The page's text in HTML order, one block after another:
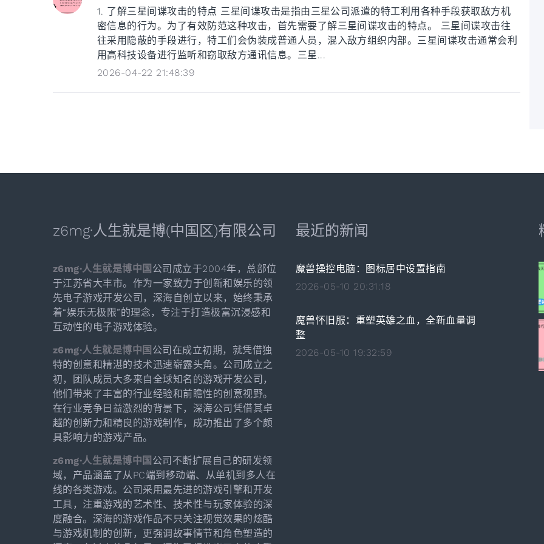
1. 了解三星间谍攻击的特点 三星间谍攻击是指由三星公司派遣的特工利用各种手段获取敌方机
密信息的行为。为了有效防范这种攻击，首先需要了解三星间谍攻击的特点。 三星间谍攻击往
往采用隐蔽的手段进行，特工们会伪装成普通人员，混入敌方组织内部。三星间谍攻击通常会利
用高科技设备进行监听和窃取敌方通讯信息。三星...
2026-04-22 21:48:39
z6mg·人生就是博(中国区)有限公司
z6mg·人生就是博中国 公司成立于2004年，总部位
于江苏省大丰市。作为一家致力于创新和娱乐的领
先电子游戏开发公司，深海自创立以来，始终秉承
着“娱乐无极限”的理念，专注于打造极富沉浸感和
互动性的电子游戏体验。
z6mg·人生就是博中国 公司在成立初期，就凭借独
特的创意和精湛的技术迅速崭露头角。公司成立之
初，团队成员大多来自全球知名的游戏开发公司，
他们带来了丰富的行业经验和前瞻性的创意视野。
在行业竞争日益激烈的背景下，深海公司凭借其卓
越的创新力和精良的游戏制作，成功推出了多个颇
具影响力的游戏产品。
z6mg·人生就是博中国 公司不断扩展自己的研发领
域，产品涵盖了从PC端到移动端、从单机到多人在
线的各类游戏。公司采用最先进的游戏引擎和开发
工具，注重游戏的艺术性、技术性与玩家体验的深
度融合。深海的游戏作品不只关注视觉效果的炫酷
与游戏机制的创新，更强调故事情节和角色塑造的
最近的新闻
魔兽操控电脑：图标居中设置指南
2026-05-10 20:31:18
魔兽怀旧服：重塑英雄之血，全新血量调
整
2026-05-10 19:32:59